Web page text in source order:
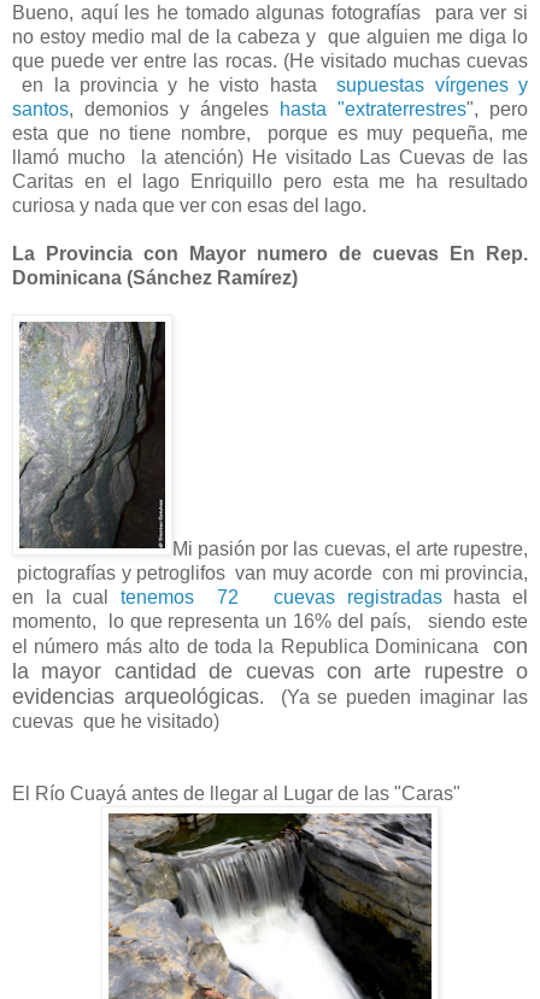
Bueno, aquí les he tomado algunas fotografías para ver si
no estoy medio mal de la cabeza y que alguien me diga lo
que puede ver entre las rocas. (He visitado muchas cuevas
en la provincia y he visto hastasupuestas vírgenes y
santos, demonios y ángeles hasta "extraterrestres", pero
esta que no tiene nombre, porque es muy pequeña, me
llamó mucho la atención) He visitado Las Cuevas de las
Caritas en el lago Enriquillo pero esta me ha resultado
curiosa y nada que ver con esas del lago.
La Provincia con Mayor numero de cuevas En Rep.
Dominicana (Sánchez Ramírez)
Mi pasión por las cuevas, el arte rupestre,
pictografías y petroglifos van muy acorde con mi provincia,
en la cual tenemos 72 cuevas registradashasta el
momento, lo que representa un 16% del país, siendo este
el número más alto de toda la Republica Dominicana
con
la mayor cantidad de cuevas con arte rupestre o
evidencias arqueológicas. (Ya se pueden imaginar las
cuevas que he visitado)
El Río Cuayá antes de llegar al Lugar de las "Caras"